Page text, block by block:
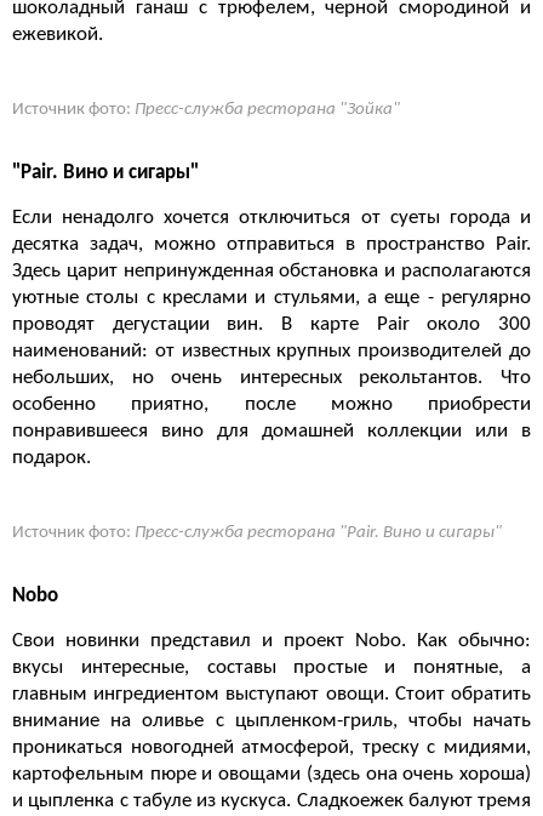
шоколадный ганаш с трюфелем, черной смородиной и
ежевикой.
Источник фото: Пресс-служба ресторана "Зойка"
"Pair. Вино и сигары"
Если ненадолго хочется отключиться от суеты города и
десятка задач, можно отправиться в пространство Pair.
Здесь царит непринужденная обстановка и располагаются
уютные столы с креслами и стульями, а еще - регулярно
проводят дегустации вин. В карте Pair около 300
наименований: от известных крупных производителей до
небольших, но очень интересных рекольтантов. Что
особенно приятно, после можно приобрести
понравившееся вино для домашней коллекции или в
подарок.
Источник фото: Пресс-служба ресторана "Pair. Вино и сигары"
Nobo
Свои новинки представил и проект Nobo. Как обычно:
вкусы интересные, составы простые и понятные, а
главным ингредиентом выступают овощи. Стоит обратить
внимание на оливье с цыпленком-гриль, чтобы начать
проникаться новогодней атмосферой, треску с мидиями,
картофельным пюре и овощами (здесь она очень хороша)
и цыпленка с табуле из кускуса. Сладкоежек балуют тремя